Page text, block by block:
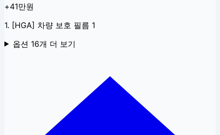
+41만원
1. [HGA] 차량 보호 필름 1
옵션 16개 더 보기